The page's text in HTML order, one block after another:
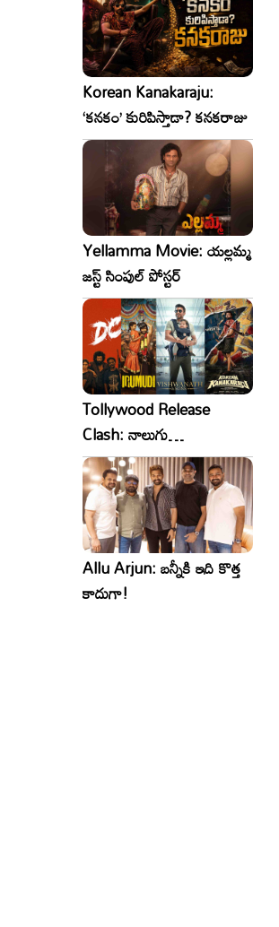
Korean Kanakaraju:
‘కనకం’ కురిపిస్తాడా? కనకరాజు
Yellamma Movie: యల్లమ్మ
జస్ట్ సింపుల్ పోస్టర్
Tollywood Release
Clash: నాలుగు
సినిమాలు..ఒకేసారి..ఎందుకో?
Allu Arjun: బన్నీకి ఇది కొత్త
కాదుగా!